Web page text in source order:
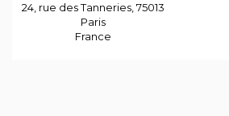
24, rue des Tanneries,75013
Paris
France